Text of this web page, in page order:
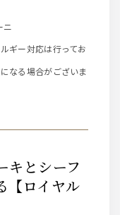
ニ
ギー対応は行ってお
なる場合がございま
【ロイヤル